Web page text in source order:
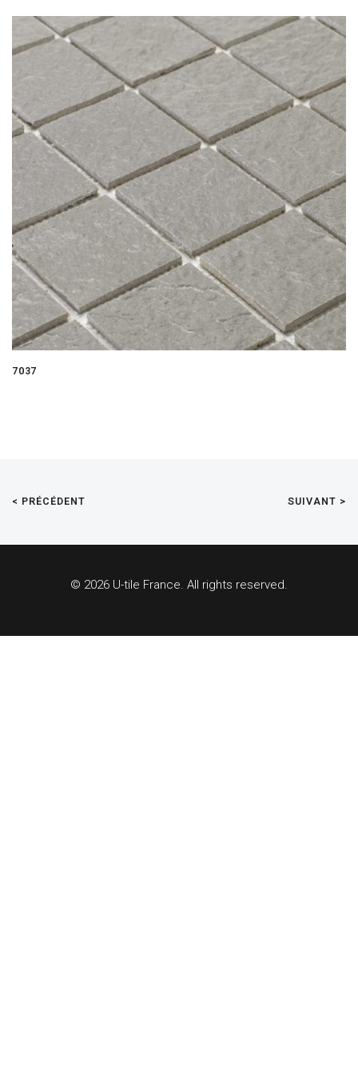
7037
< PRÉCÉDENT SUIVANT >
© 2026 U-tile France. All rights reserved.